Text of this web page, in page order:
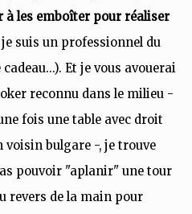
à les emboîter pour réaliser
suis un professionnel du
Et je vous avouerai
reconnu dans le milieu -
fois une table avec droit
voisin bulgare -, je trouve
pouvoir "aplanir" une tour
revers de la main pour